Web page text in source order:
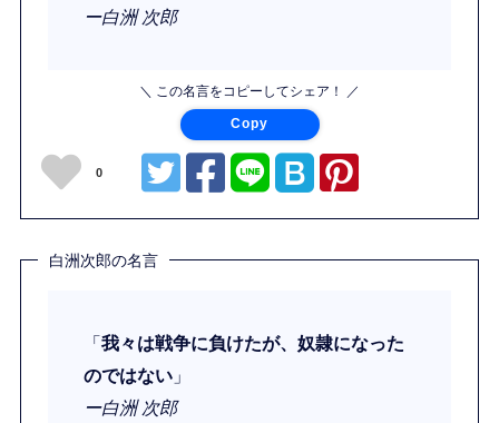
ー白洲 次郎
＼ この名言をコピーしてシェア！ ／
Copy
0
白洲次郎の名言
「我々は戦争に負けたが、奴隷になった
のではない 」
ー白洲 次郎